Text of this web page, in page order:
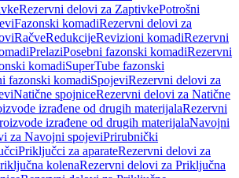
Rezervni delovi za ZaptivkePotrošni
Fazonski komadiRezervni delovi za
RačveRedukcijeRevizioni komadiRezervni
PrelaziPosebni fazonski komadiRezervni
komadiSuperTube fazonski
fazonski komadiSpojeviRezervni delovi za
Natične spojniceRezervni delovi za Natične
izrađene od drugih materijalaRezervni
izrađene od drugih materijalaNavojni
za Navojni spojeviPrirubnički
Priključci za aparateRezervni delovi za
kolenaRezervni delovi za Priključna